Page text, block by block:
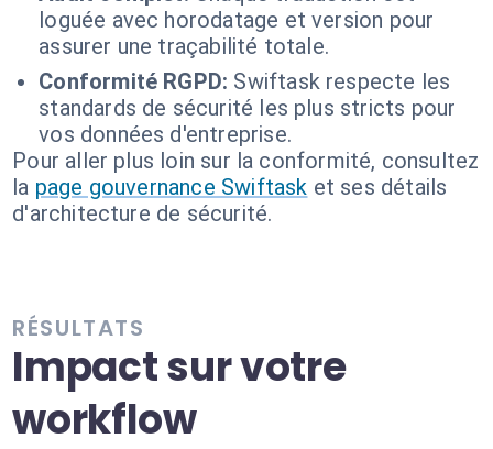
loguée avec horodatage et version pour
assurer une traçabilité totale.
Conformité RGPD: Swiftask respecte les
standards de sécurité les plus stricts pour
vos données d'entreprise.
Pour aller plus loin sur la conformité, consultez
la page gouvernance Swiftask et ses détails
d'architecture de sécurité.
RÉSULTATS
Impact sur votre
workflow